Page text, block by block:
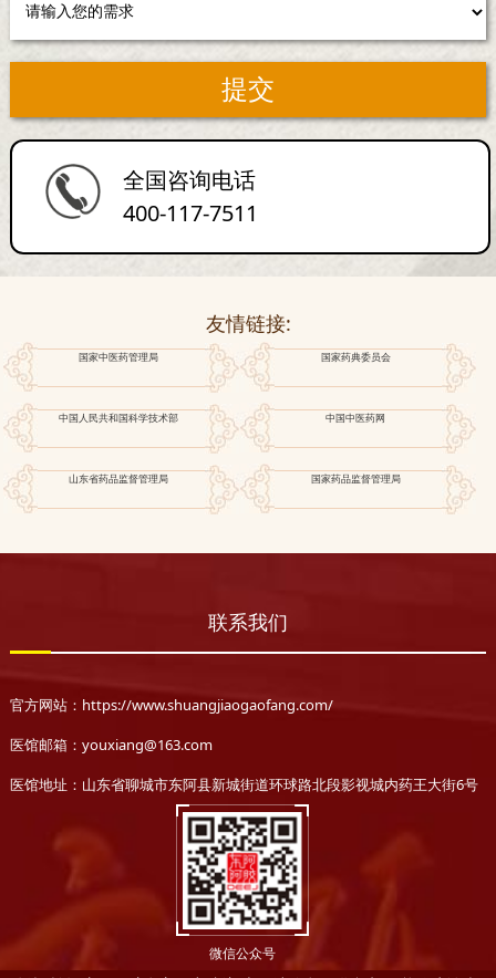
全国咨询电话
400-117-7511
友情链接:
国家中医药管理局 国家药典委员会
中国人民共和国科学技术部 中国中医药网
山东省药品监督管理局 国家药品监督管理局
联系我们
官方网站：https://www.shuangjiaogaofang.com/
医馆邮箱：youxiang@163.com
医馆地址：山东省聊城市东阿县新城街道环球路北段影视城内药王大街6号
微信公众号